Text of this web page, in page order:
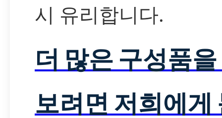
시 유리합니다.
더 많은 구성품
보려면 저희에게